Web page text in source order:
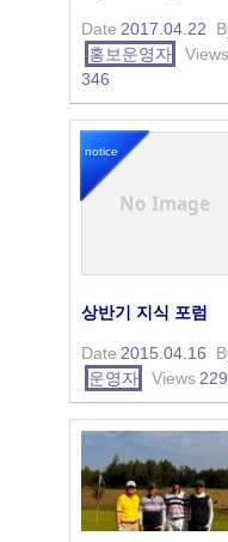
Date 2017.04.22
홍보운영자
Views
346
No Image
notice
상반기 지식 포럼
Date 2015.04.16
운영자
Views